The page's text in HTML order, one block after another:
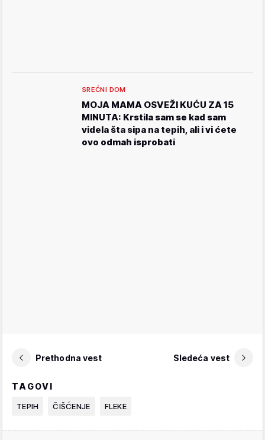
SREĆNI DOM
MOJA MAMA OSVEŽI KUĆU ZA 15
MINUTA: Krstila sam se kad sam
videla šta sipa na tepih, ali i vi ćete
ovo odmah isprobati
Prethodna vest Sledeća vest
TAGOVI
TEPIH ČIŠĆENJE FLEKE